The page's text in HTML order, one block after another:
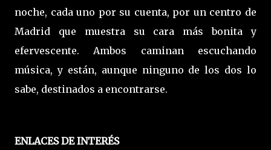
noche, cada uno por su cuenta, por un centro de
Madrid que muestra su cara más bonita y
efervescente. Ambos caminan escuchando
música, y están, aunque ninguno de los dos lo
sabe, destinados a encontrarse.
ENLACES DE INTERÉS